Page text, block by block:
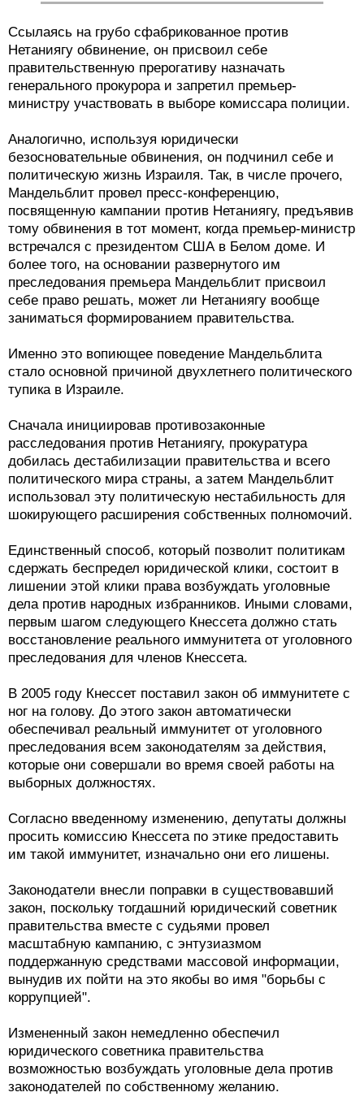
Ссылаясь на грубо сфабрикованное против
Нетаниягу обвинение, он присвоил себе
правительственную прерогативу назначать
генерального прокурора и запретил премьер-
министру участвовать в выборе комиссара полиции.
Аналогично, используя юридически
безосновательные обвинения, он подчинил себе и
политическую жизнь Израиля. Так, в числе прочего,
Мандельблит провел пресс-конференцию,
посвященную кампании против Нетаниягу, предъявив
тому обвинения в тот момент, когда премьер-министр
встречался с президентом США в Белом доме. И
более того, на основании развернутого им
преследования премьера Мандельблит присвоил
себе право решать, может ли Нетаниягу вообще
заниматься формированием правительства.
Именно это вопиющее поведение Мандельблита
стало основной причиной двухлетнего политического
тупика в Израиле.
Сначала инициировав противозаконные
расследования против Нетаниягу, прокуратура
добилась дестабилизации правительства и всего
политического мира страны, а затем Мандельблит
использовал эту политическую нестабильность для
шокирующего расширения собственных полномочий.
Единственный способ, который позволит политикам
сдержать беспредел юридической клики, состоит в
лишении этой клики права возбуждать уголовные
дела против народных избранников. Иными словами,
первым шагом следующего Кнессета должно стать
восстановление реального иммунитета от уголовного
преследования для членов Кнессета.
В 2005 году Кнессет поставил закон об иммунитете с
ног на голову. До этого закон автоматически
обеспечивал реальный иммунитет от уголовного
преследования всем законодателям за действия,
которые они совершали во время своей работы на
выборных должностях.
Согласно введенному изменению, депутаты должны
просить комиссию Кнессета по этике предоставить
им такой иммунитет, изначально они его лишены.
Законодатели внесли поправки в существовавший
закон, поскольку тогдашний юридический советник
правительства вместе с судьями провел
масштабную кампанию, с энтузиазмом
поддержанную средствами массовой информации,
вынудив их пойти на это якобы во имя "борьбы с
коррупцией".
Измененный закон немедленно обеспечил
юридического советника правительства
возможностью возбуждать уголовные дела против
законодателей по собственному желанию.